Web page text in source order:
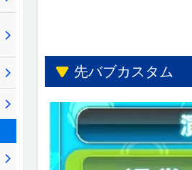
先バブカスタム